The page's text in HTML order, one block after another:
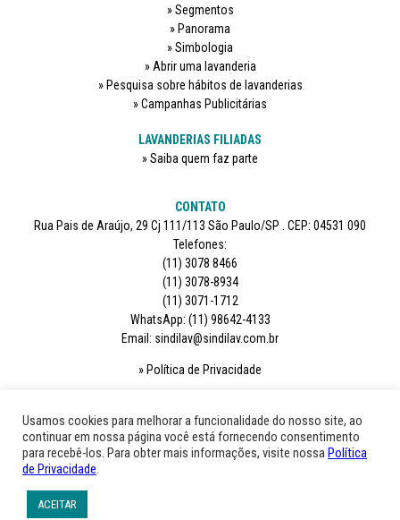
Segmentos
Panorama
Simbologia
Abrir uma lavanderia
Pesquisa sobre hábitos de lavanderias
Campanhas Publicitárias
LAVANDERIAS FILIADAS
Saiba quem faz parte
CONTATO
Rua Pais de Araújo, 29 Cj 111/113 São Paulo/SP . CEP: 04531 090
Telefones:
(11) 3078 8466
(11) 3078-8934
(11) 3071-1712
WhatsApp: (11) 98642-4133
Email: sindilav@sindilav.com.br
Política de Privacidade
Usamos cookies para melhorar a funcionalidade do nosso site, ao
continuar em nossa página você está fornecendo consentimento
para recebê-los. Para obter mais informações, visite nossaPolítica
de Privacidade.
ACEITAR